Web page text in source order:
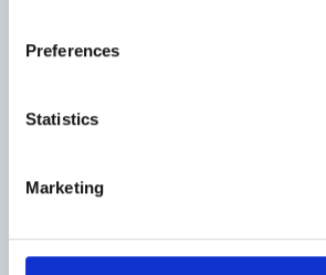
Preferences
Statistics
Marketing